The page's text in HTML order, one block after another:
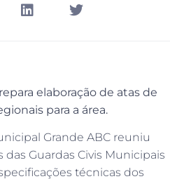
elaboração de atas de
para a área.
Grande ABC reuniu
Guardas Civis Municipais
técnicas dos